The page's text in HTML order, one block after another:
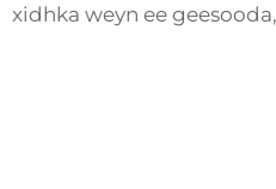
xidhka weyn ee